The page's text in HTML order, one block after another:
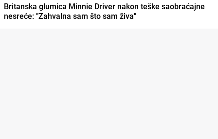
Britanska glumica Minnie Driver nakon teške saobraćajne
nesreće: "Zahvalna sam što sam živa"